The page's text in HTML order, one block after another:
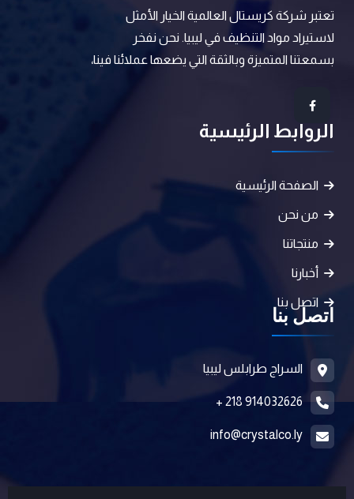
تعتبر شركة كريستال العالمية الخيار الأمثل
لاستيراد مواد التنظيف في ليبيا. نحن نفخر
بسمعتنا المتميزة وبالثقة التي يضعها عملائنا فينا،
الروابط الرئيسية
الصفحة الرئيسية
من نحن
منتجاتنا
أخبارنا
اتصل بنا
اتصل بنا
السراج طرابلس ليبيا
914032626 218 +
info@crystalco.ly